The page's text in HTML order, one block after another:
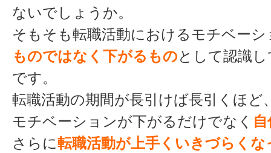
ないでしょうか。
そもそも転職活動におけるモチベーシ
ものではなく下がるものとして認識
です。
転職活動の期間が長引けば長引くほど
モチベーションが下がるだけでなく
さらに転職活動が上手くいきづらく